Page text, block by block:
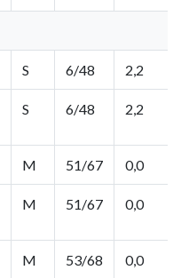
S 6/48 2,2
S 6/48 2,2
M 51/67 0,0
M 51/67 0,0
M 53/68 0,0